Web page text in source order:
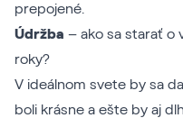
prepojené.
Údržba – ako sa starať o
roky?
V ideálnom svete by sa
boli krásne a ešte by aj